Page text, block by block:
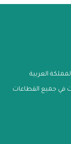
العربية
في جميع القطاعات